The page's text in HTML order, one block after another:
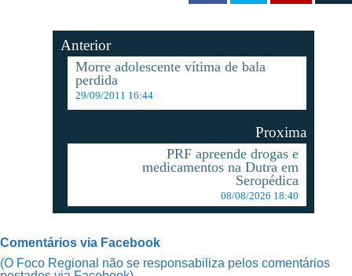
Anterior
Morre adolescente vítima de bala
perdida
29/09/2011 16:44
Proxima
PRF apreende drogas e
medicamentos na Dutra em
Seropédica
08/08/2026 18:40
Comentários via Facebook
(O Foco Regional não se responsabiliza pelos comentários